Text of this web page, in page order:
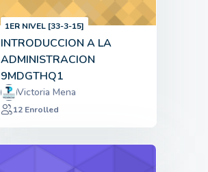
1ER NIVEL [33-3-15]
INTRODUCCION A LA
ADMINISTRACION
9MDGTHQ1
Victoria Mena
12 Enrolled